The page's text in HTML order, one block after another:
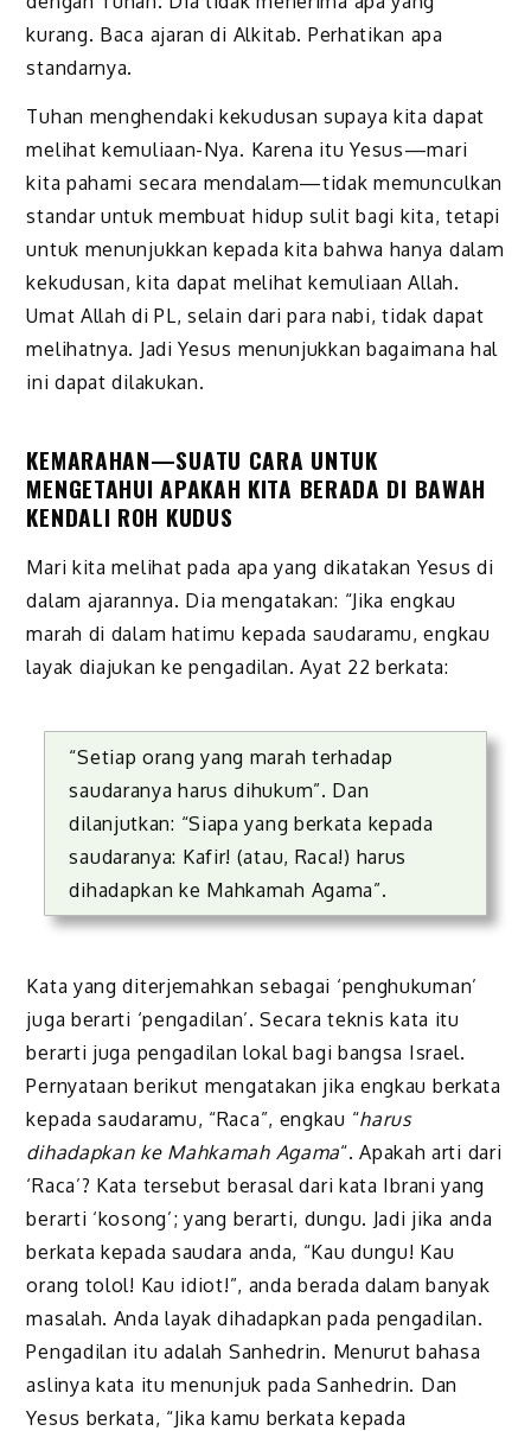
kurang. Baca ajaran di Alkitab. Perhatikan apa
standarnya.
Tuhan menghendaki kekudusan supaya kita dapat
melihat kemuliaan-Nya. Karena itu Yesus—mari
kita pahami secara mendalam—tidak memunculkan
standar untuk membuat hidup sulit bagi kita, tetapi
untuk menunjukkan kepada kita bahwa hanya dalam
kekudusan, kita dapat melihat kemuliaan Allah.
Umat Allah di PL, selain dari para nabi, tidak dapat
melihatnya. Jadi Yesus menunjukkan bagaimana hal
ini dapat dilakukan.
KEMARAHAN—SUATU CARA UNTUK
MENGETAHUI APAKAH KITA BERADA DI BAWAH
KENDALI ROH KUDUS
Mari kita melihat pada apa yang dikatakan Yesus di
dalam ajarannya. Dia mengatakan: “Jika engkau
marah di dalam hatimu kepada saudaramu, engkau
layak diajukan ke pengadilan. Ayat 22 berkata:
“Setiap orang yang marah terhadap
saudaranya harus dihukum”. Dan
dilanjutkan: “Siapa yang berkata kepada
saudaranya: Kafir! (atau, Raca!) harus
dihadapkan ke Mahkamah Agama”.
Kata yang diterjemahkan sebagai ‘penghukuman’
juga berarti ‘pengadilan’. Secara teknis kata itu
berarti juga pengadilan lokal bagi bangsa Israel.
Pernyataan berikut mengatakan jika engkau berkata
kepada saudaramu, “Raca”, engkau “harus
dihadapkan ke Mahkamah Agama“. Apakah arti dari
‘Raca’? Kata tersebut berasal dari kata Ibrani yang
berarti ‘kosong’; yang berarti, dungu. Jadi jika anda
berkata kepada saudara anda, “Kau dungu! Kau
orang tolol! Kau idiot!”, anda berada dalam banyak
masalah. Anda layak dihadapkan pada pengadilan.
Pengadilan itu adalah Sanhedrin. Menurut bahasa
aslinya kata itu menunjuk pada Sanhedrin. Dan
Yesus berkata, “Jika kamu berkata kepada